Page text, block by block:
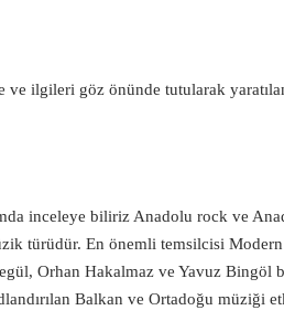
ve ilgileri göz önünde tutularak
inceleye biliriz Anadolu rock ve
türüdür. En önemli temsilcisi
Orhan Hakalmaz ve Yavuz Bingöl
Balkan ve Ortadoğu müziği